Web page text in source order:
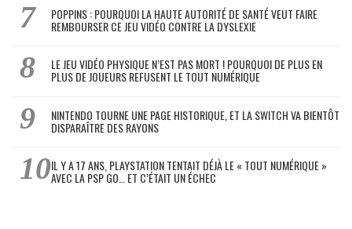
POPPINS : POURQUOI LA HAUTE AUTORITÉ DE SANTÉ VEUT FAIRE
REMBOURSER CE JEU VIDÉO CONTRE LA DYSLEXIE
LE JEU VIDÉO PHYSIQUE N’EST PAS MORT ! POURQUOI DE PLUS EN
PLUS DE JOUEURS REFUSENT LE TOUT NUMÉRIQUE
NINTENDO TOURNE UNE PAGE HISTORIQUE, ET LA SWITCH VA BIENTÔT
DISPARAÎTRE DES RAYONS
IL Y A 17 ANS, PLAYSTATION TENTAIT DÉJÀ LE « TOUT NUMÉRIQUE »
AVEC LA PSP GO… ET C’ÉTAIT UN ÉCHEC